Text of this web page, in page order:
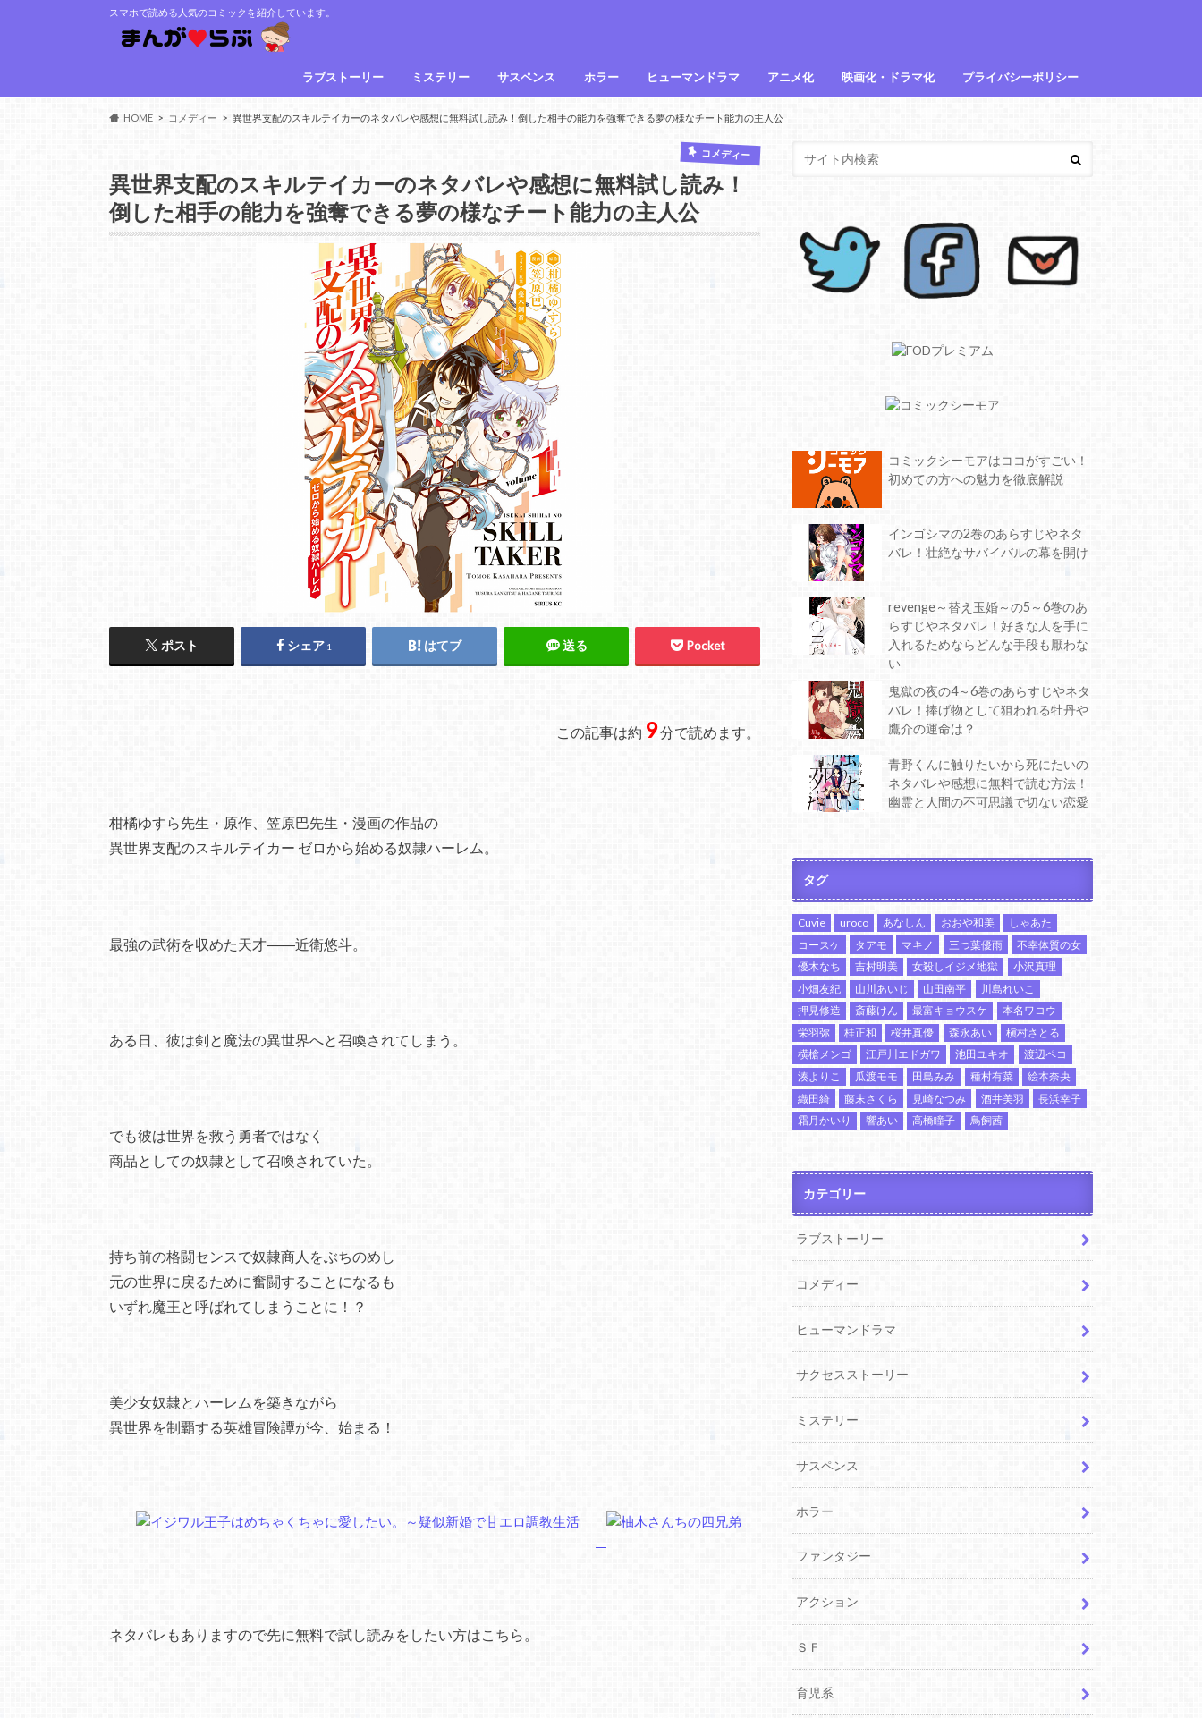
スマホで読める人気のコミックを紹介しています。
ラブストーリー ミステリー サスペンス ホラー ヒューマンドラマ アニメ化 映画化・ドラマ化 プライバシーポリシー
HOME コメディー 異世界支配のスキルテイカーのネタバレや感想に無料試し読み！倒した相手の能力を強奪できる夢の様なチート能力の主人公
コメディー
異世界支配のスキルテイカーのネタバレや感想に無料試し読み！
倒した相手の能力を強奪できる夢の様なチート能力の主人公
ポスト シェア 1 はてブ 送る Pocket
この記事は約 9分で読めます。
柑橘ゆすら先生・原作、笠原巴先生・漫画の作品の
異世界支配のスキルテイカー ゼロから始める奴隷ハーレム。
最強の武術を収めた天才――近衛悠斗。
ある日、彼は剣と魔法の異世界へと召喚されてしまう。
でも彼は世界を救う勇者ではなく
商品としての奴隷として召喚されていた。
持ち前の格闘センスで奴隷商人をぶちのめし
元の世界に戻るために奮闘することになるも
いずれ魔王と呼ばれてしまうことに！？
美少女奴隷とハーレムを築きながら
異世界を制覇する英雄冒険譚が今、始まる！
ネタバレもありますので先に無料で試し読みをしたい方はこちら。
コミックシーモアはココがすごい！
初めての方への魅力を徹底解説
インゴシマの2巻のあらすじやネタ
バレ！壮絶なサバイバルの幕を開け
revenge～替え玉婚～の5～6巻のあ
らすじやネタバレ！好きな人を手に
入れるためならどんな手段も厭わな
い
鬼獄の夜の4～6巻のあらすじやネタ
バレ！捧げ物として狙われる牡丹や
鷹介の運命は？
青野くんに触りたいから死にたいの
ネタバレや感想に無料で読む方法！
幽霊と人間の不可思議で切ない恋愛
タグ
Cuvie uroco あなしん おおや和美
しゃあた
コースケ
タアモ マキノ 三つ葉優雨
不幸体質の女
優木なち
吉村明美 女殺しイジメ地獄
小沢真理
小畑友紀
山川あいじ 山田南平
川島れいこ
押見修造
斎藤けん 最富キョウスケ
本名ワコウ
栄羽弥
桂正和 桜井真優 森永あい
槇村さとる
横槍メンゴ
江戸川エドガワ 池田ユキオ
渡辺ペコ
湊よりこ
瓜渡モモ 田島みみ 種村有菜
絵本奈央
織田綺
藤末さくら 見崎なつみ 酒井美羽
長浜幸子
霜月かいり
響あい 高橋瞳子 鳥飼茜
カテゴリー
ラブストーリー
コメディー
ヒューマンドラマ
サクセスストーリー
ミステリー
サスペンス
ホラー
ファンタジー
アクション
ＳＦ
育児系